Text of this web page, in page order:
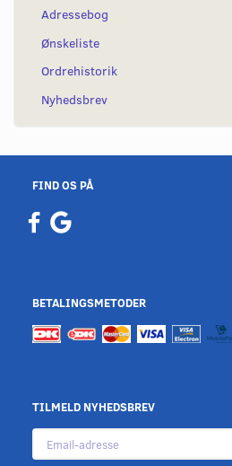
Adressebog
Ønskeliste
Ordrehistorik
Nyhedsbrev
FIND OS PÅ
BETALINGSMETODER
TILMELD NYHEDSBREV
Email-
adresse